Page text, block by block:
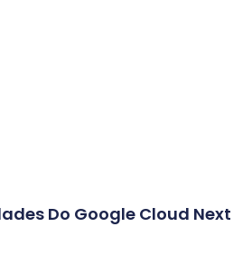
Do Google Cloud Next